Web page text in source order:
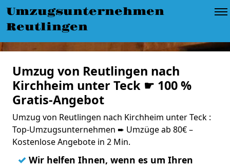
Umzugsunternehmen
Reutlingen
Umzug von Reutlingen nach
Kirchheim unter Teck ☛ 100 %
Gratis-Angebot
Umzug von Reutlingen nach Kirchheim unter Teck :
Top-Umzugsunternehmen ➨ Umzüge ab 80€ –
Kostenlose Angebote in 2 Min.
✓ Wir helfen Ihnen, wenn es um Ihren